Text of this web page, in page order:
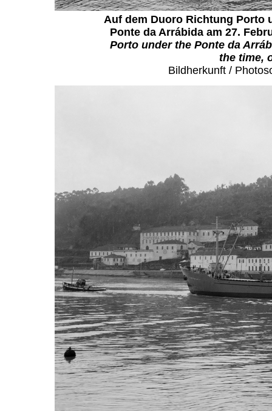
Auf dem Duoro Richtung Porto
Ponte da Arrábida am 27.
Porto under the Ponte da
the time,
Bildherkunft /